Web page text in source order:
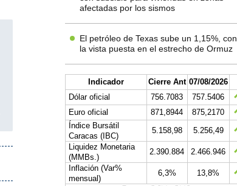
afectadas por los sismos
El petróleo de Texas sube un 1,15%, con
la vista puesta en el estrecho de Ormuz
Indicador Cierre Ant 07/08/2026
Dólar oficial
756.7083
757.5406
Euro oficial
871,8944
875,2170
Índice Bursátil
Caracas (IBC)
5.158,98
5.256,49
Liquidez Monetaria
(MMBs.)
2.390.884
2.466.946
Inflación (Var%
mensual)
6,3%
13,8%